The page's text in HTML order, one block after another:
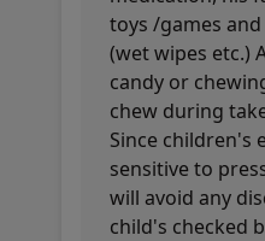
toys /games
(wet wipes etc.)
candy or
chew during
Since children's
sensitive to
will avoid any
child's checked